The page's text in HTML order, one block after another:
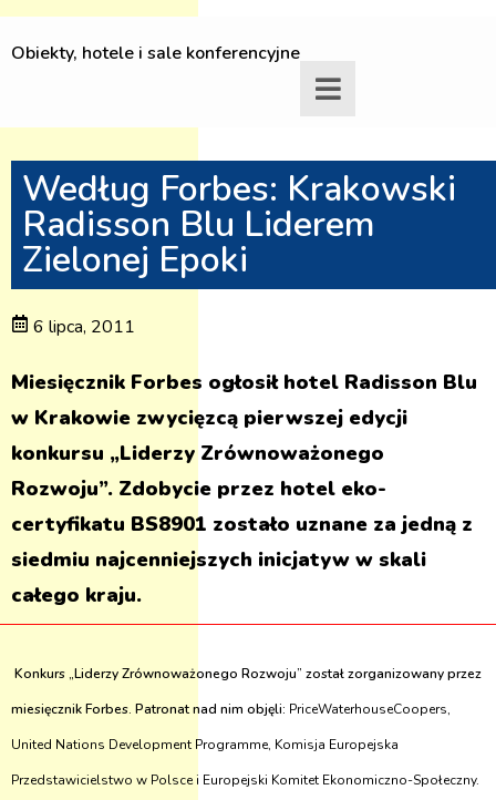
Obiekty, hotele i sale konferencyjne
Według Forbes: Krakowski
Radisson Blu Liderem
Zielonej Epoki
6 lipca, 2011
Miesięcznik Forbes ogłosił hotel Radisson Blu
w Krakowie zwycięzcą pierwszej edycji
konkursu „Liderzy Zrównoważonego
Rozwoju”. Zdobycie przez hotel eko-
certyfikatu BS8901 zostało uznane za jedną z
siedmiu najcenniejszych inicjatyw w skali
całego kraju.
Konkurs „Liderzy Zrównoważonego Rozwoju” został zorganizowany przez
miesięcznik Forbes. Patronat nad nim objęli: PriceWaterhouseCoopers,
United Nations Development Programme, Komisja Europejska
Przedstawicielstwo w Polsce i Europejski Komitet Ekonomiczno-Społeczny.